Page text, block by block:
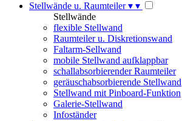
Stellwände u. Raumteiler▾ ▾
Stellwände
flexible Stellwand
Raumteiler u. Diskretionswand
Faltarm-Sellwand
mobile Stellwand aufklappbar
schallabsorbierender Raumteiler
geräuschabsorbierende Stellwand
Stellwand mit Pinboard-Funktion
Galerie-Stellwand
Infoständer